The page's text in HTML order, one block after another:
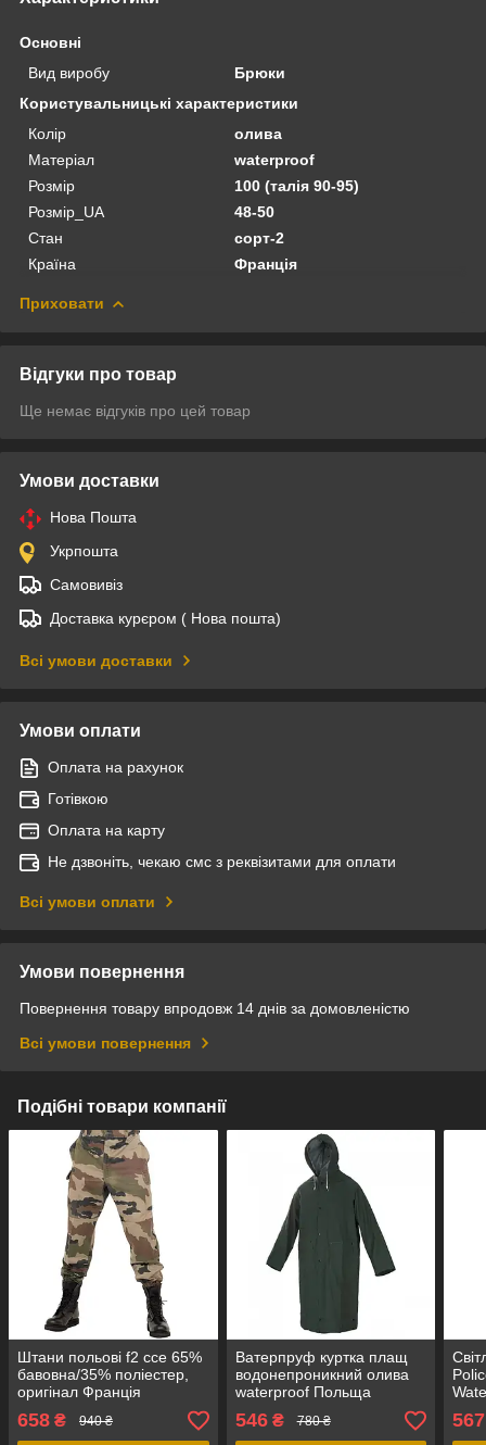
Основні
Вид виробу
Брюки
Користувальницькі характеристики
Колір
олива
Матеріал
waterproof
Розмір
100 (талія 90-95)
Розмір_UA
48-50
Стан
сорт-2
Країна
Франція
Приховати
Відгуки про товар
Ще немає відгуків про цей товар
Умови доставки
Нова Пошта
Укрпошта
Самовивіз
Доставка курєром ( Нова пошта)
Всі умови доставки
Умови оплати
Оплата на рахунок
Готівкою
Оплата на карту
Не дзвоніть, чекаю смс з реквізитами для оплати
Всі умови оплати
Умови повернення
Повернення товару впродовж 14 днів за домовленістю
Всі умови повернення
Подібні товари компанії
Штани польові f2 cce 65%
бавовна/35% поліестер,
оригінал Франція
658 ₴ 940 ₴
Ватерпруф куртка плащ
водонепроникний олива
waterproof Польща
546₴ 780 ₴ 567